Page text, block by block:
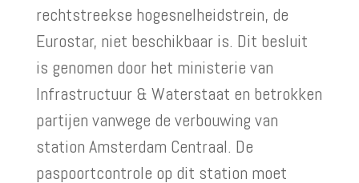
rechtstreekse hogesnelheidstrein, de
Eurostar, niet beschikbaar is. Dit besluit
is genomen door het ministerie van
Infrastructuur & Waterstaat en betrokken
partijen vanwege de verbouwing van
station Amsterdam Centraal. De
paspoortcontrole op dit station moet